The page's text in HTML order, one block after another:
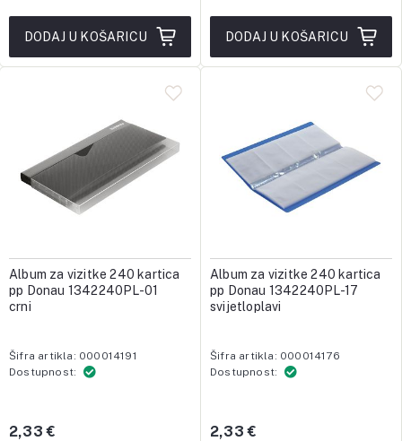
DODAJ U KOŠARICU DODAJ U KOŠARICU
Album za vizitke 240 kartica
pp Donau 1342240PL-01
crni
Šifra artikla: 000014191
Dostupnost:
2,33 €
Album za vizitke 240 kartica
pp Donau 1342240PL-17
svijetloplavi
Šifra artikla: 000014176
Dostupnost:
2,33 €